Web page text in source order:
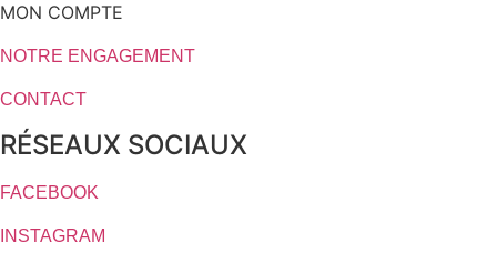
MON COMPTE
NOTRE ENGAGEMENT
CONTACT
RÉSEAUX SOCIAUX
FACEBOOK
INSTAGRAM